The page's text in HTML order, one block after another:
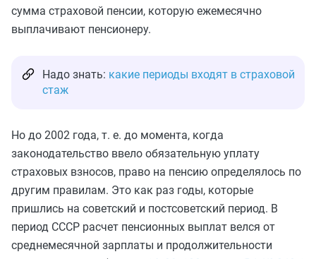
сумма страховой пенсии, которую ежемесячно
выплачивают пенсионеру.
Надо знать: какие периоды входят в страховой
стаж
Но до 2002 года, т. е. до момента, когда
законодательство ввело обязательную уплату
страховых взносов, право на пенсию определялось по
другим правилам. Это как раз годы, которые
пришлись на советский и постсоветский период. В
период СССР расчет пенсионных выплат велся от
среднемесячной зарплаты и продолжительности